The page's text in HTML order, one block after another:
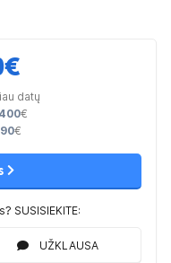
€
datų
€
€
SUSISIEKITE:
UŽKLAUSA